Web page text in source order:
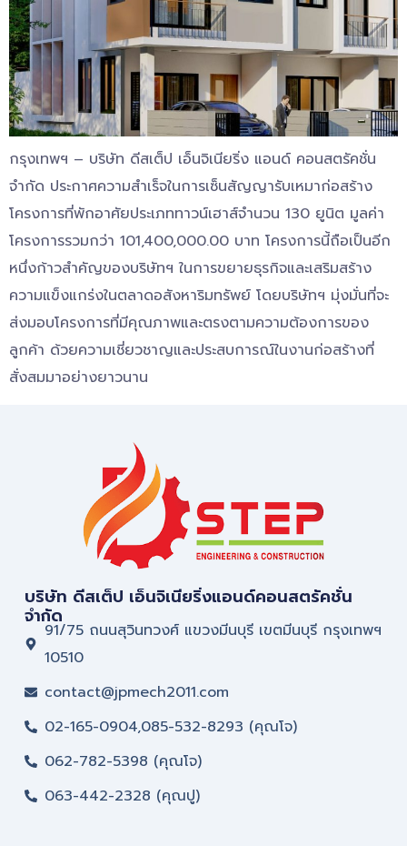
กรุงเทพฯ – บริษัท ดีสเต็ป เอ็นจิเนียริ่ง แอนด์ คอนสตรัคชั่น
จำกัด ประกาศความสำเร็จในการเซ็นสัญญารับเหมาก่อสร้าง
โครงการที่พักอาศัยประเภททาวน์เฮาส์จำนวน 130 ยูนิต มูลค่า
โครงการรวมกว่า 101,400,000.00 บาท โครงการนี้ถือเป็นอีก
หนึ่งก้าวสำคัญของบริษัทฯ ในการขยายธุรกิจและเสริมสร้าง
ความแข็งแกร่งในตลาดอสังหาริมทรัพย์ โดยบริษัทฯ มุ่งมั่นที่จะ
ส่งมอบโครงการที่มีคุณภาพและตรงตามความต้องการของ
ลูกค้า ด้วยความเชี่ยวชาญและประสบการณ์ในงานก่อสร้างที่
สั่งสมมาอย่างยาวนาน
บริษัท ดีสเต็ป เอ็นจิเนียริ่งแอนด์คอนสตรัคชั่น
จำกัด
91/75 ถนนสุวินทวงศ์ แขวงมีนบุรี เขตมีนบุรี กรุงเทพฯ
10510
contact@jpmech2011.com
02-165-0904,085-532-8293 (คุณโจ)
062-782-5398 (คุณโจ)
063-442-2328 (คุณปู)